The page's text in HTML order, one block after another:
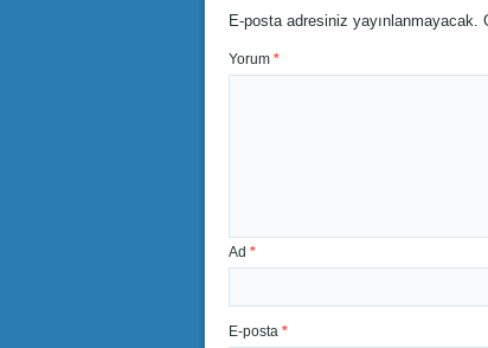
E-posta adresiniz yayınlanmayacak.
Yorum *
Ad *
E-posta *